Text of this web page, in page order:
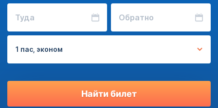
Туда Обратно
1 пас, эконом
Найти билет